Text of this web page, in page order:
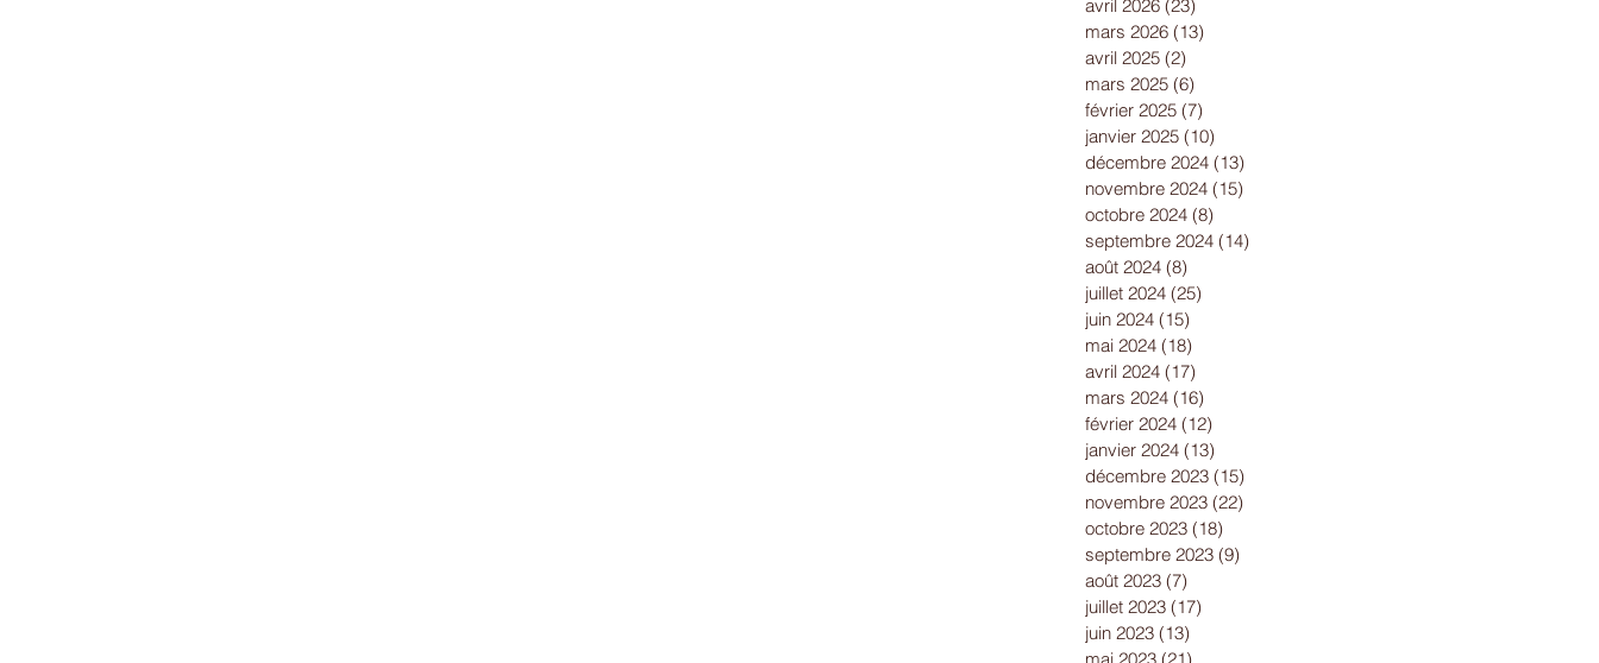
avril 2026 (23)
mars 2026 (13)
avril 2025 (2)
mars 2025 (6)
février 2025 (7)
janvier 2025 (10)
décembre 2024 (13)
novembre 2024 (15)
octobre 2024 (8)
septembre 2024 (14)
août 2024 (8)
juillet 2024 (25)
juin 2024 (15)
mai 2024 (18)
avril 2024 (17)
mars 2024 (16)
février 2024 (12)
janvier 2024 (13)
décembre 2023 (15)
novembre 2023 (22)
octobre 2023 (18)
septembre 2023 (9)
août 2023 (7)
juillet 2023 (17)
juin 2023 (13)